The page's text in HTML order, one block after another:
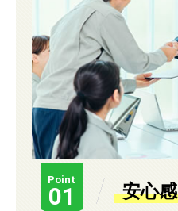
Point
01 安心感